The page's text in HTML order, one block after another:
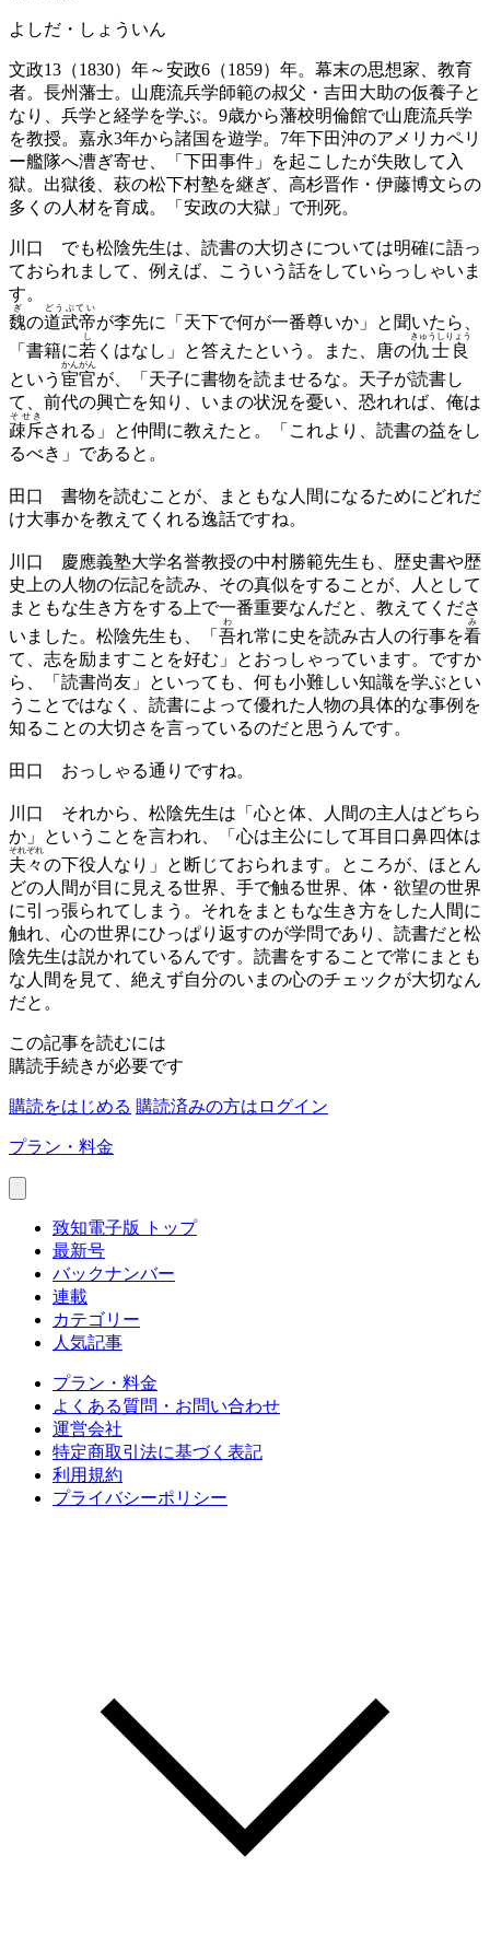
よしだ・しょういん
文政13（1830）年～安政6（1859）年。幕末の思想家、教育
者。長州藩士。山鹿流兵学師範の叔父・吉田大助の仮養子と
なり、兵学と経学を学ぶ。9歳から藩校明倫館で山鹿流兵学
を教授。嘉永3年から諸国を遊学。7年下田沖のアメリカペリ
ー艦隊へ漕ぎ寄せ、「下田事件」を起こしたが失敗して入
獄。出獄後、萩の松下村塾を継ぎ、高杉晋作・伊藤博文らの
多くの人材を育成。「安政の大獄」で刑死。
川口
でも松陰先生は、読書の大切さについては明確に語っ
ておられまして、例えば、こういう話をしていらっしゃいま
す。
魏
ぎ
の道武帝
どうぶてい
が李先に「天下で何が一番尊いか」と聞いたら、
「書籍に若
し
くはなし」と答えたという。また、唐の仇士良
きゅうしりょう
という 宦官
かんがん
が、「天子に書物を読ませるな。天子が読書し
て、前代の興亡を知り、いまの状況を憂い、恐れれば、俺は
疎斥
そせき
される」と仲間に教えたと。「これより、読書の益をし
るべき」であると。
田口
書物を読むことが、まともな人間になるためにどれだ
け大事かを教えてくれる逸話ですね。
川口
慶應義塾大学名誉教授の中村勝範先生も、歴史書や歴
史上の人物の伝記を読み、その真似をすることが、人として
まともな生き方をする上で一番重要なんだと、教えてくださ
いました。松陰先生も、「 吾
わ
れ常に史を読み古人の行事を看
み
て、志を励ますことを好む」とおっしゃっています。ですか
ら、「読書尚友」といっても、何も小難しい知識を学ぶとい
うことではなく、読書によって優れた人物の具体的な事例を
知ることの大切さを言っているのだと思うんです。
田口 おっしゃる通りですね。
川口
それから、松陰先生は「心と体、人間の主人はどちら
か」ということを言われ、「心は主公にして耳目口鼻四体は
夫々
それぞれ
の下役人なり」と断じておられます。ところが、ほとん
どの人間が目に見える世界、手で触る世界、体・欲望の世界
に引っ張られてしまう。それをまともな生き方をした人間に
触れ、心の世界にひっぱり返すのが学問であり、読書だと松
陰先生は説かれているんです。読書をすることで常にまとも
な人間を見て、絶えず自分のいまの心のチェックが大切なん
だと。
この記事を読むには
購読手続きが必要です
購読をはじめる 購読済みの方はログイン
プラン・料金
致知電子版 トップ
最新号
バックナンバー
連載
カテゴリー
人気記事
プラン・料金
よくある質問・お問い合わせ
運営会社
特定商取引法に基づく表記
利用規約
プライバシーポリシー